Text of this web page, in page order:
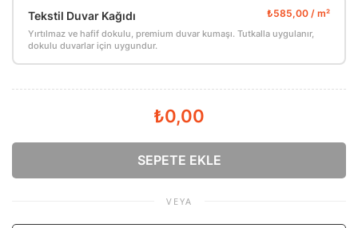
Tekstil Duvar Kağıdı
Yırtılmaz ve hafif dokulu, premium duvar kumaşı. Tutkalla uygulanır,
dokulu duvarlar için uygundur.
₺0,00
SEPETE EKLE
VEYA